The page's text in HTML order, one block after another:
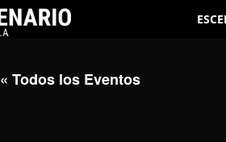
« Todos los Eventos